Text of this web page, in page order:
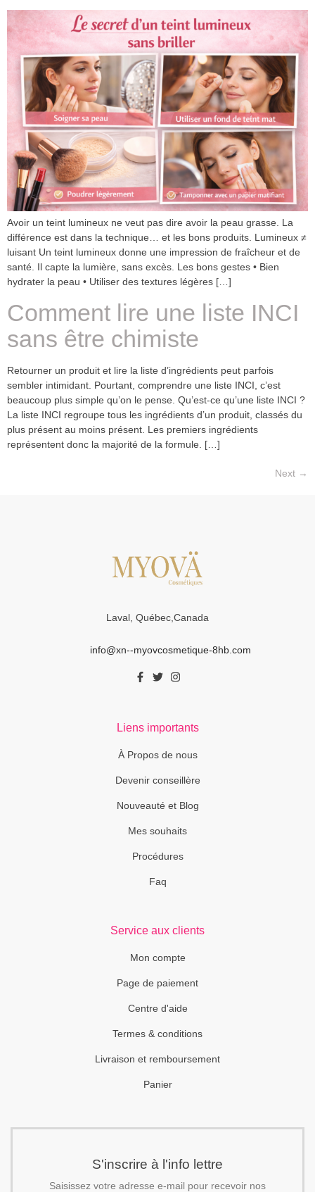
Avoir un teint lumineux ne veut pas dire avoir la peau grasse. La
différence est dans la technique… et les bons produits. Lumineux ≠
luisant Un teint lumineux donne une impression de fraîcheur et de
santé. Il capte la lumière, sans excès. Les bons gestes • Bien
hydrater la peau • Utiliser des textures légères […]
Comment lire une liste INCI
sans être chimiste
Retourner un produit et lire la liste d’ingrédients peut parfois
sembler intimidant. Pourtant, comprendre une liste INCI, c’est
beaucoup plus simple qu’on le pense. Qu’est-ce qu’une liste INCI ?
La liste INCI regroupe tous les ingrédients d’un produit, classés du
plus présent au moins présent. Les premiers ingrédients
représentent donc la majorité de la formule. […]
Next →
Laval, Québec,Canada
info@xn--myovcosmetique-8hb.com
Liens importants
À Propos de nous
Devenir conseillère
Nouveauté et Blog
Mes souhaits
Procédures
Faq
Service aux clients
Mon compte
Page de paiement
Centre d'aide
Termes & conditions
Livraison et remboursement
Panier
S'inscrire à l'info lettre
Saisissez votre adresse e-mail pour recevoir nos